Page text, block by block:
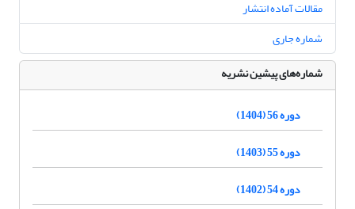
مقالات آماده انتشار
شماره جاری
شماره‌های پیشین نشریه
دوره 56 (1404)
دوره 55 (1403)
دوره 54 (1402)